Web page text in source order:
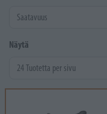
Näytä